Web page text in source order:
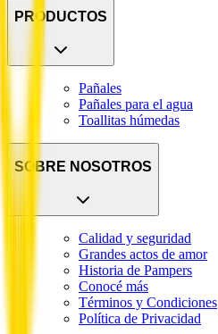
PRODUCTOS
Pañales
Pañales para el agua
Toallitas húmedas
SOBRE NOSOTROS
Calidad y seguridad
Grandes actos de amor
Historia de Pampers
Conocé más
Términos y Condiciones
Política de Privacidad